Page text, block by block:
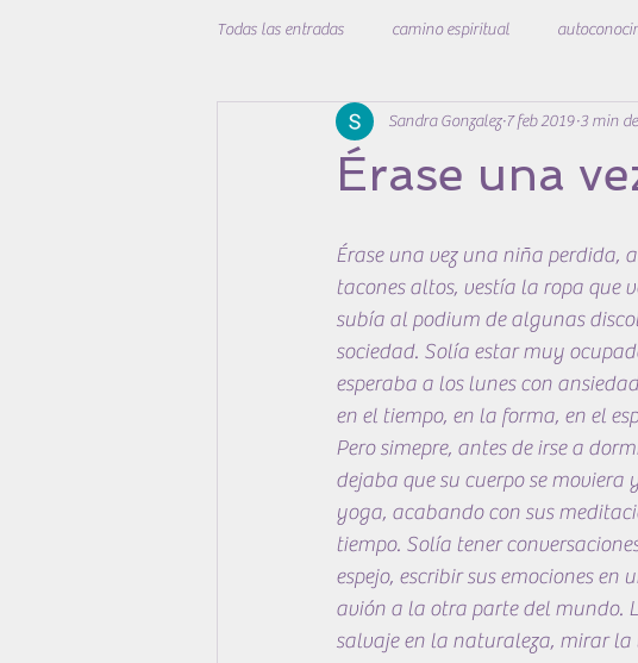
Todas las entradas camino espiritual
desarrollo personal cuidadoybienestar
Érase una
Sandra Gonzalez 7 feb 2019 3 min
Érase una vez una niña perdida,
tacones altos, vestía la ropa que
subía al podium de algunas
sociedad. Solía estar muy
esperaba a los lunes con
en el tiempo, en la forma, en el
Pero simepre, antes de irse a
dejaba que su cuerpo se
yoga, acabando con sus
tiempo. Solía tener
espejo, escribir sus emociones
avión a la otra parte del mundo.
salvaje en la naturaleza, mirar la